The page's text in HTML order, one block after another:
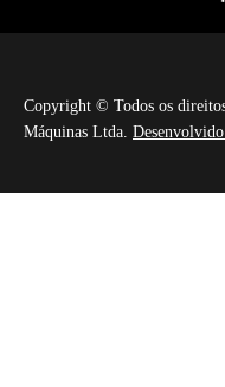
Copyright © Todos os
Máquinas Ltda.